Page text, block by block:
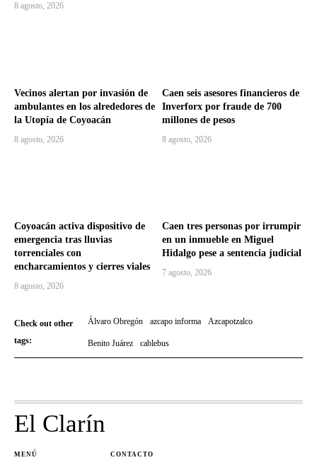
8 agosto, 2026
Vecinos alertan por invasión de
ambulantes en los alrededores de
la Utopía de Coyoacán
8 agosto, 2026
Caen seis asesores financieros de
Inverforx por fraude de 700
millones de pesos
8 agosto, 2026
Coyoacán activa dispositivo de
emergencia tras lluvias
torrenciales con
encharcamientos y cierres viales
8 agosto, 2026
Caen tres personas por irrumpir
en un inmueble en Miguel
Hidalgo pese a sentencia judicial
7 agosto, 2026
Check out other
tags:
Álvaro Obregón azcapo informa Azcapotzalco
Benito Juárez cablebus
El Clarín
MENÚ CONTACTO